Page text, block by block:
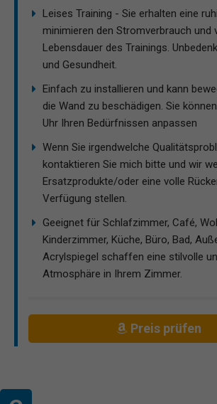
Leises Training - Sie erhalten eine
minimieren den Stromverbrauch und
Lebensdauer des Trainings.
und Gesundheit.
Einfach zu installieren und kann
die Wand zu beschädigen. Sie
Uhr Ihren Bedürfnissen anpassen
Wenn Sie irgendwelche
kontaktieren Sie mich bitte und wir
Ersatzprodukte/oder eine volle
Verfügung stellen.
Geeignet für Schlafzimmer, Café,
Kinderzimmer, Küche, Büro, Bad,
Acrylspiegel schaffen eine stilvolle
Atmosphäre in Ihrem Zimmer.
Preis prüfen